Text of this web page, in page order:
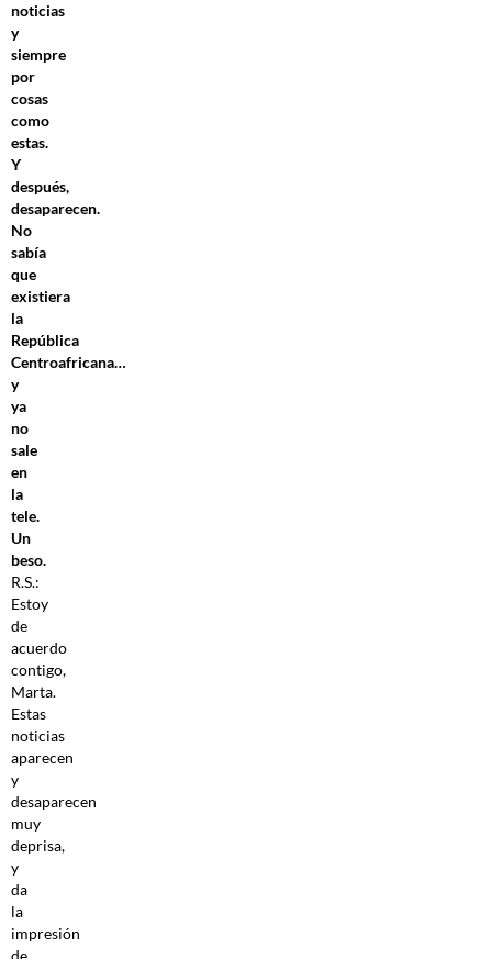
noticias
y
siempre
por
cosas
como
estas.
Y
después,
desaparecen.
No
sabía
que
existiera
la
República
Centroafricana…
y
ya
no
sale
en
la
tele.
Un
beso.
R.S.:
Estoy
de
acuerdo
contigo,
Marta.
Estas
noticias
aparecen
y
desaparecen
muy
deprisa,
y
da
la
impresión
de